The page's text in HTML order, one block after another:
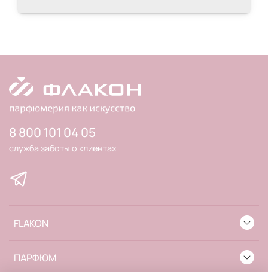
FLAKON
ПАРФЮМ
8 800 101 04 05
служба заботы о клиентах